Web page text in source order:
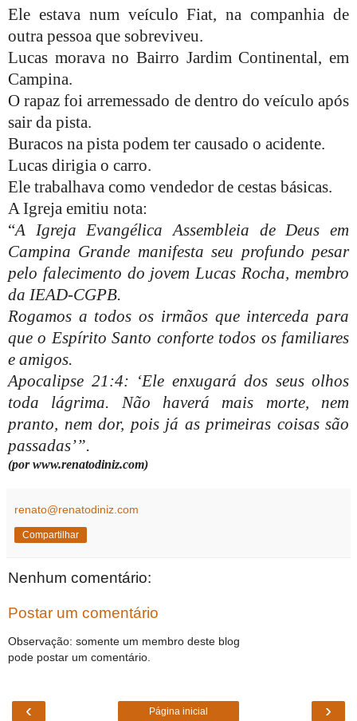
Ele estava num veículo Fiat, na companhia de
outra pessoa que sobreviveu.
Lucas morava no Bairro Jardim Continental, em
Campina.
O rapaz foi arremessado de dentro do veículo após
sair da pista.
Buracos na pista podem ter causado o acidente.
Lucas dirigia o carro.
Ele trabalhava como vendedor de cestas básicas.
A Igreja emitiu nota:
“A Igreja Evangélica Assembleia de Deus em
Campina Grande manifesta seu profundo pesar
pelo falecimento do jovem Lucas Rocha, membro
da IEAD-CGPB.
Rogamos a todos os irmãos que interceda para
que o Espírito Santo conforte todos os familiares
e amigos.
Apocalipse 21:4: ‘Ele enxugará dos seus olhos
toda lágrima. Não haverá mais morte, nem
pranto, nem dor, pois já as primeiras coisas são
passadas’”.
(por www.renatodiniz.com)
renato@renatodiniz.com
Compartilhar
Nenhum comentário:
Postar um comentário
Observação: somente um membro deste blog
pode postar um comentário.
‹ ›
Página inicial